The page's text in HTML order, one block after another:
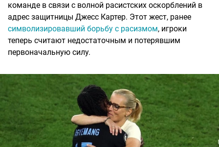
команде в связи с волной расистских оскорблений в
адрес защитницы Джесс Картер. Этот жест, ранее
символизировавший борьбу с расизмом, игроки
теперь считают недостаточным и потерявшим
первоначальную силу.